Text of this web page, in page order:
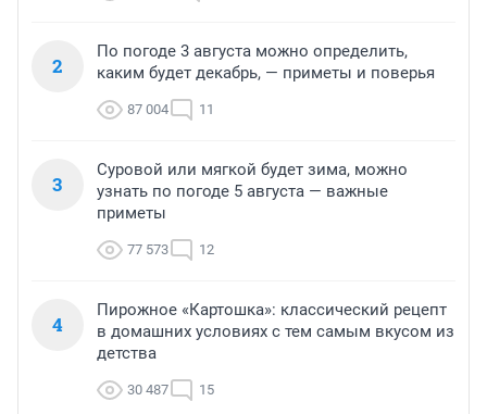
2
По погоде 3 августа можно определить,
каким будет декабрь, — приметы и поверья
87 004 11
3
Суровой или мягкой будет зима, можно
узнать по погоде 5 августа — важные
приметы
77 573 12
4
Пирожное «Картошка»: классический рецепт
в домашних условиях с тем самым вкусом из
детства
30 487 15